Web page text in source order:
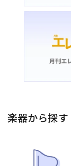
楽器から探す